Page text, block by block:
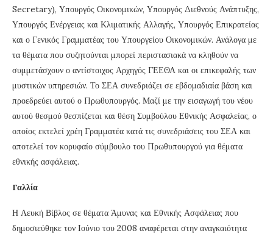
Secretary), Υπουργός Οικονομικών, Υπουργός Διεθνούς Ανάπτυξης,
Υπουργός Ενέργειας και Κλιματικής Αλλαγής, Υπουργός Επικρατείας
και ο Γενικός Γραμματέας του Υπουργείου Οικονομικών. Ανάλογα με
τα θέματα που συζητούνται μπορεί περιστασιακά να κληθούν να
συμμετάσχουν ο αντίστοιχος Αρχηγός ΓΕΕΘΑ και οι επικεφαλής των
μυστικών υπηρεσιών. Το ΣΕΑ συνεδριάζει σε εβδομαδιαία βάση και
προεδρεύει αυτού ο Πρωθυπουργός. Μαζί με την εισαγωγή του νέου
αυτού θεσμού θεσπίζεται και θέση Συμβούλου Εθνικής Ασφαλείας, ο
οποίος εκτελεί χρέη Γραμματέα κατά τις συνεδριάσεις του ΣΕΑ και
αποτελεί τον κορυφαίο σύμβουλο του Πρωθυπουργού για θέματα
εθνικής ασφάλειας.
Γαλλία
Η Λευκή Βίβλος σε θέματα Άμυνας και Εθνικής Ασφάλειας που
δημοσιεύθηκε τον Ιούνιο του 2008 αναφέρεται στην αναγκαιότητα